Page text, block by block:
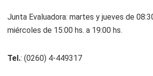
Junta Evaluadora: martes y jueves de
miércoles de 15:00 hs. a 19:00 hs.
Tel.: (0260) 4-449317